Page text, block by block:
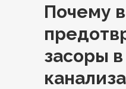
Почему
засоры в